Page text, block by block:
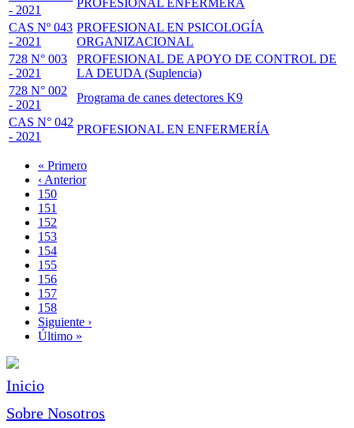
- 2021
PROFESIONAL ENFERMERA
CAS Nº 043
- 2021
PROFESIONAL EN PSICOLOGÍA
ORGANIZACIONAL
728 N° 003
- 2021
PROFESIONAL DE APOYO DE CONTROL DE
LA DEUDA (Suplencia)
728 N° 002
- 2021
Programa de canes detectores K9
CAS N° 042
- 2021
PROFESIONAL EN ENFERMERÍA
Paginación
Primera
página
« Primero
Página
anterior
‹ Anterior
Page
150
Page
151
Page
152
Page
153
Página
actual
154
Page
155
Page
156
Page
157
Page
158
Siguiente
página
Siguiente ›
Última
Último »
Inicio
Sobre Nosotros